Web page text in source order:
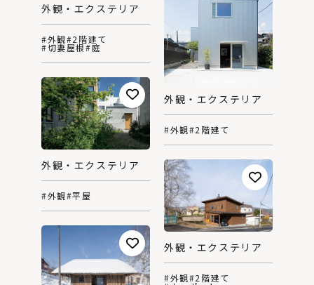
外観・エクステリア
#外観#2階建て
#切妻屋根#庭
外観・エクステリア
#外観#2階建て
外観・エクステリア
#外観#平屋
外観・エクステリア
#外観#2階建て